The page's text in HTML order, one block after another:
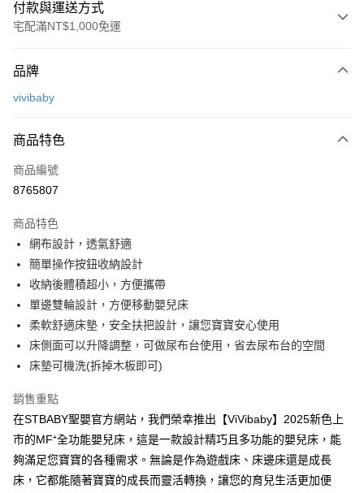
付款與運送方式
宅配滿NT$1,000免運
信用卡一次付款
街口支付
悠遊付
運送方式
基本宅配
每筆NT$150，滿NT$1,000(含以上)免運費
國際配送運費
國家/地區配送 查看運費
品牌
vivibaby
商品特色
商品編號
8765807
商品特色
網布設計，透氣舒適
簡單操作按鈕收納設計
收納後體積超小，方便攜帶
單邊雙輪設計，方便移動嬰兒床
柔軟舒適床墊，安全扶把設計，讓您寶寶安心使用
​​​​​床側面可以升降調整，可做尿布台使用，省去尿布台的空間
床墊可機洗(拆掉木板即可)
銷售重點
在STBABY聖嬰官方網站，我們榮幸推出【ViVibaby】2025新色上
市的MF⁺全功能嬰兒床，這是一款設計精巧且多功能的嬰兒床，能
夠滿足您寶寶的各種需求。無論是作為遊戲床、床邊床還是成長
床，它都能隨著寶寶的成長而靈活轉換，讓您的育兒生活更加便